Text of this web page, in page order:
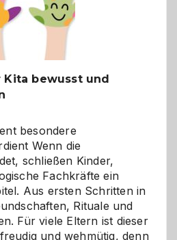
Kita bewusst und
besondere
Wenn die
schließen Kinder,
Fachkräfte ein
Aus ersten Schritten in
Rituale und
Für viele Eltern ist dieser
und wehmütig, denn